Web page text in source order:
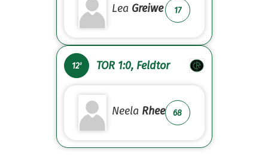
Lea Greiwe 17
12' TOR 1:0, Feldtor
Neela Rhee 68